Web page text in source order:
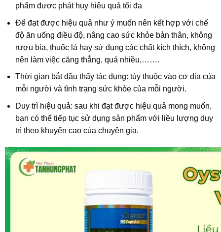
phẩm được phát huy hiệu quả tối đa
Để đạt được hiệu quả như ý muốn nên kết hợp với chế
độ ăn uống điều độ, nâng cao sức khỏe bản thân, không
rượu bia, thuốc lá hay sử dụng các chất kích thích, không
nên làm việc căng thẳng, quá nhiều,…….
Thời gian bắt đầu thấy tác dụng: tùy thuộc vào cơ địa của
mỗi người và tình trạng sức khỏe của mỗi người.
Duy trì hiệu quả: sau khi đạt được hiệu quả mong muốn,
bạn có thể tiếp tục sử dụng sản phẩm với liều lượng duy
trì theo khuyến cao của chuyên gia.